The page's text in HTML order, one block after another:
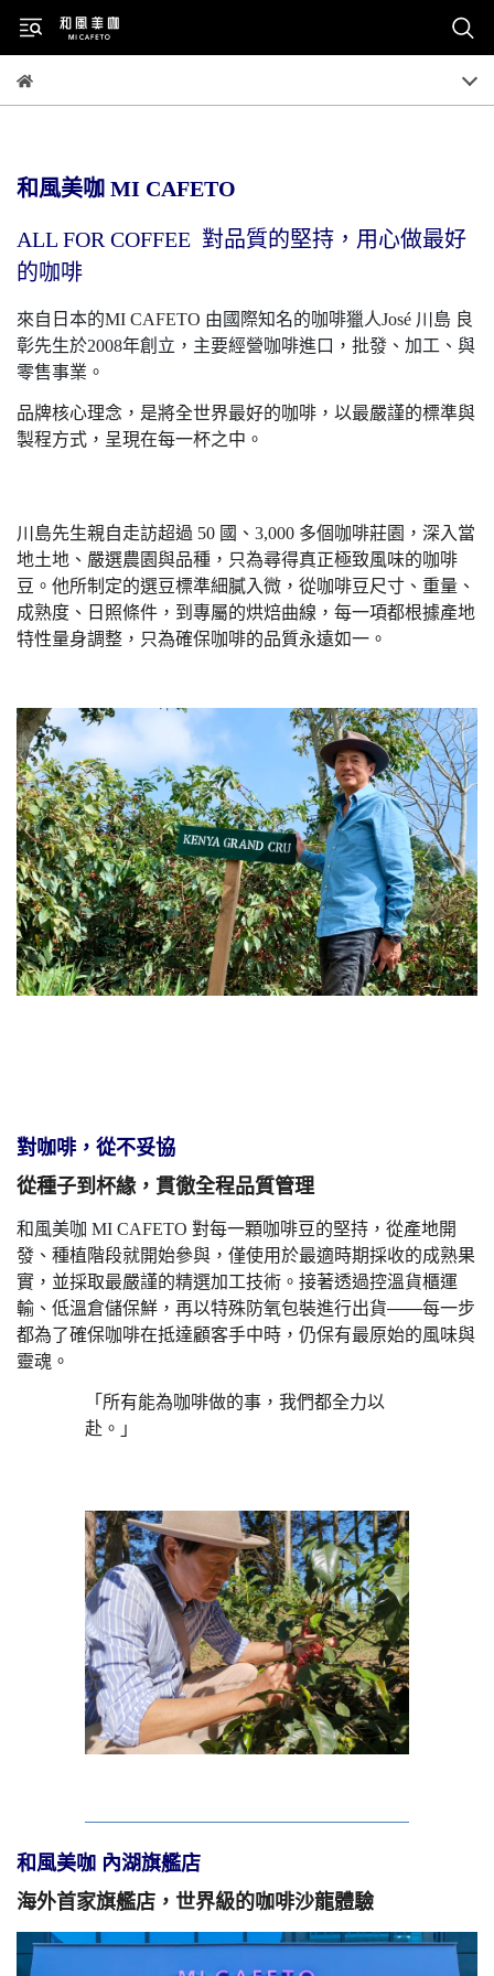
和風美咖 MI CAFETO
ALL FOR COFFEE 對品質的堅持，用心做最好
的咖啡
來自日本的MI CAFETO 由國際知名的咖啡獵人José 川島 良
彰先生於2008年創立，主要經營咖啡進口，批發、加工、與
零售事業。
品牌核心理念，是將全世界最好的咖啡，以最嚴謹的標準與
製程方式，呈現在每一杯之中。
川島先生親自走訪超過 50 國、3,000 多個咖啡莊園，深入當
地土地、嚴選農園與品種，只為尋得真正極致風味的咖啡
豆。他所制定的選豆標準細膩入微，從咖啡豆尺寸、重量、
成熟度、日照條件，到專屬的烘焙曲線，每一項都根據產地
特性量身調整，只為確保咖啡的品質永遠如一。
對咖啡，從不妥協
從種子到杯緣，貫徹全程品質管理
和風美咖 MI CAFETO 對每一顆咖啡豆的堅持，從產地開
發、種植階段就開始參與，僅使用於最適時期採收的成熟果
實，並採取最嚴謹的精選加工技術。接著透過控溫貨櫃運
輸、低溫倉儲保鮮，再以特殊防氧包裝進行出貨——每一步
都為了確保咖啡在抵達顧客手中時，仍保有最原始的風味與
靈魂。
「所有能為咖啡做的事，我們都全力以
赴。」
和風美咖 內湖旗艦店
海外首家旗艦店，世界級的咖啡沙龍體驗